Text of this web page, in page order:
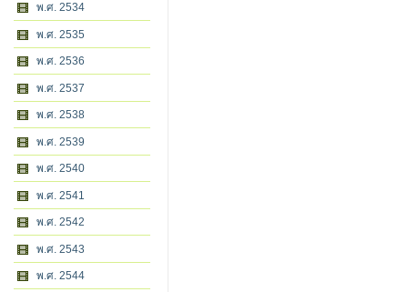
พ.ศ. 2534
พ.ศ. 2535
พ.ศ. 2536
พ.ศ. 2537
พ.ศ. 2538
พ.ศ. 2539
พ.ศ. 2540
พ.ศ. 2541
พ.ศ. 2542
พ.ศ. 2543
พ.ศ. 2544